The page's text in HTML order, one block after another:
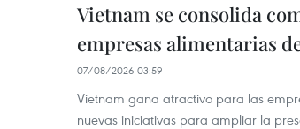
Vietnam se consolida
empresas alimentarias
07/08/2026 03:59
Vietnam gana atractivo para las
nuevas iniciativas para ampliar la